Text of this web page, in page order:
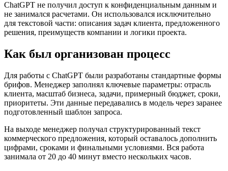
ChatGPT не получил доступ к конфиденциальным данным и
не занимался расчетами. Он использовался исключительно
для текстовой части: описания задач клиента, предложенного
решения, преимуществ компании и логики проекта.
Как был организован процесс
Для работы с ChatGPT были разработаны стандартные формы
брифов. Менеджер заполнял ключевые параметры: отрасль
клиента, масштаб бизнеса, задачи, примерный бюджет, сроки,
приоритеты. Эти данные передавались в модель через заранее
подготовленный шаблон запроса.
На выходе менеджер получал структурированный текст
коммерческого предложения, который оставалось дополнить
цифрами, сроками и финальными условиями. Вся работа
занимала от 20 до 40 минут вместо нескольких часов.